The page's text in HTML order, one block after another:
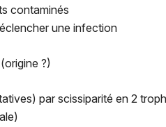
contaminés
une infection
?)
par scissiparité en 2